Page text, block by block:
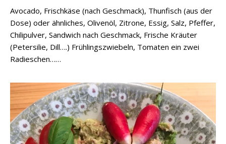
Avocado, Frischkäse (nach Geschmack), Thunfisch (aus der
Dose) oder ähnliches, Olivenöl, Zitrone, Essig, Salz, Pfeffer,
Chilipulver, Sandwich nach Geschmack, Frische Kräuter
(Petersilie, Dill….) Frühlingszwiebeln, Tomaten ein zwei
Radieschen……